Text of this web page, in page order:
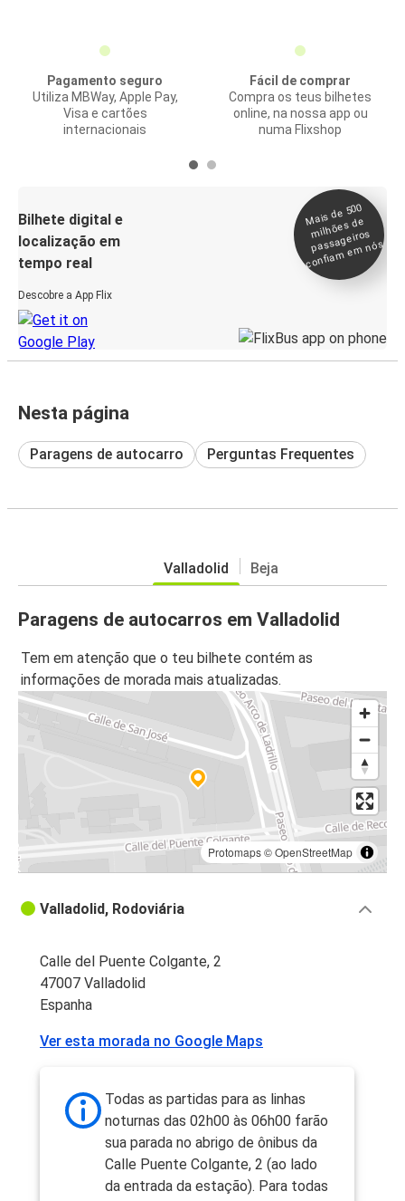
Pagamento seguro
Utiliza MBWay, Apple Pay,
Visa e cartões
internacionais
Fácil de comprar
Compra os teus bilhetes
online, na nossa app ou
numa Flixshop
Bilhete digital e
localização em
tempo real
Descobre a App Flix
Mais de 500
milhões de
passageiros
confia
m e
m nós
Nesta página
Paragens de autocarro Perguntas Frequentes
Valladolid Beja
Paragens de autocarros em Valladolid
Tem em atenção que o teu bilhete contém as
informações de morada mais atualizadas.
Protomaps©OpenStreetMap
Valladolid, Rodoviária
Calle del Puente Colgante, 2
47007 Valladolid
Espanha
Ver esta morada no Google Maps
Todas as partidas para as linhas
noturnas das 02h00 às 06h00 farão
sua parada no abrigo de ônibus da
Calle Puente Colgante, 2 (ao lado
da entrada da estação). Para todas